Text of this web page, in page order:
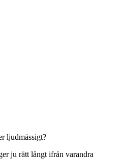
ljudmässigt?
ju rätt långt ifrån varandra